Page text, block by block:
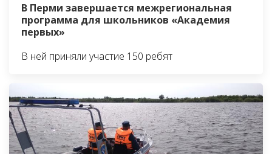
В Перми завершается межрегиональная
программа для школьников «Академия
первых»
В ней приняли участие 150 ребят